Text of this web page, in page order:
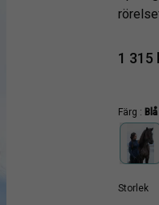
1 315
Färg : Blå
Storlek